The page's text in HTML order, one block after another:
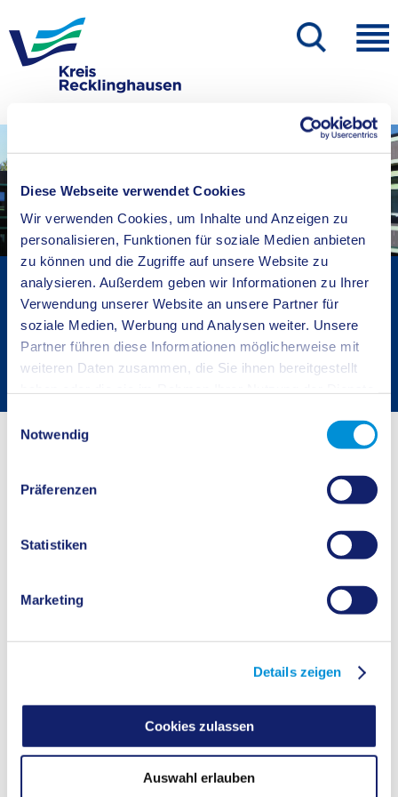
Diese Webseite verwendet Cookies
Wir verwenden Cookies, um Inhalte und Anzeigen zu
personalisieren, Funktionen für soziale Medien anbieten
zu können und die Zugriffe auf unsere Website zu
analysieren. Außerdem geben wir Informationen zu Ihrer
Verwendung unserer Website an unsere Partner für
soziale Medien, Werbung und Analysen weiter. Unsere
Partner führen diese Informationen möglicherweise mit
weiteren Daten zusammen, die Sie ihnen bereitgestellt
Einwilligungsauswahl
Notwendig
Präferenzen
Statistiken
Marketing
Details zeigen
Cookies zulassen
Auswahl erlauben
Kreisverwaltung A-Z
Bekanntmachungen
Ortsrecht
Karriere beim Kreis